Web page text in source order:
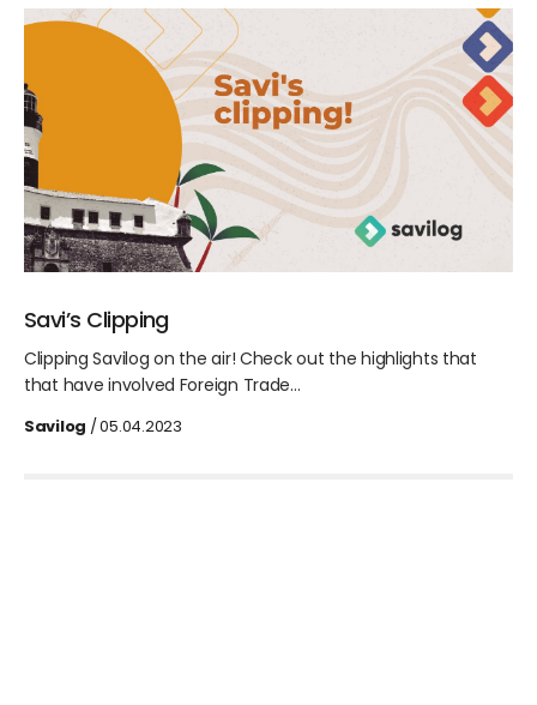
Savi’s Clipping
Clipping Savilog on the air! Check out the highlights that
that have involved Foreign Trade…
Savilog / 05.04.2023